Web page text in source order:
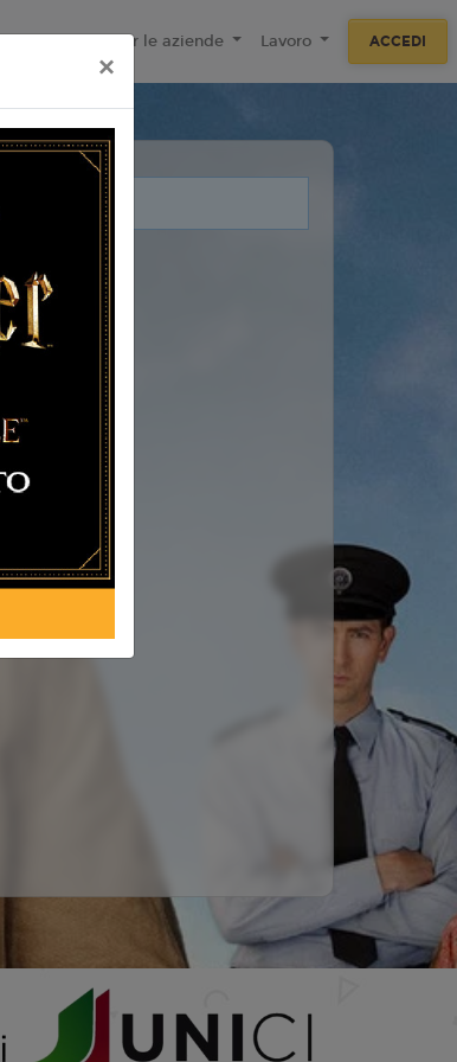
F.A.Q Per le aziende Lavoro ACCEDI
evento.
×